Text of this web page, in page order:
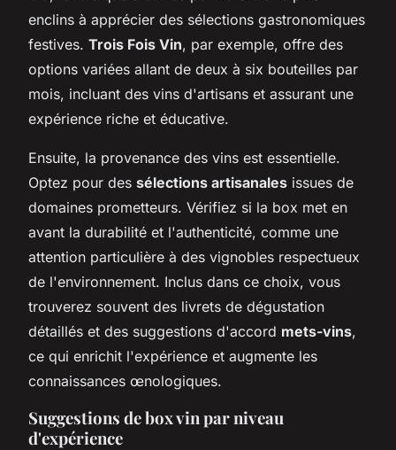
enclins à apprécier des sélections gastronomiques
festives. Trois Fois Vin, par exemple, offre des
options variées allant de deux à six bouteilles par
mois, incluant des vins d'artisans et assurant une
expérience riche et éducative.
Ensuite, la provenance des vins est essentielle.
Optez pour des sélections artisanales issues de
domaines prometteurs. Vérifiez si la box met en
avant la durabilité et l'authenticité, comme une
attention particulière à des vignobles respectueux
de l'environnement. Inclus dans ce choix, vous
trouverez souvent des livrets de dégustation
détaillés et des suggestions d'accord mets-vins,
ce qui enrichit l'expérience et augmente les
connaissances œnologiques.
Suggestions de box vin par niveau
d'expérience